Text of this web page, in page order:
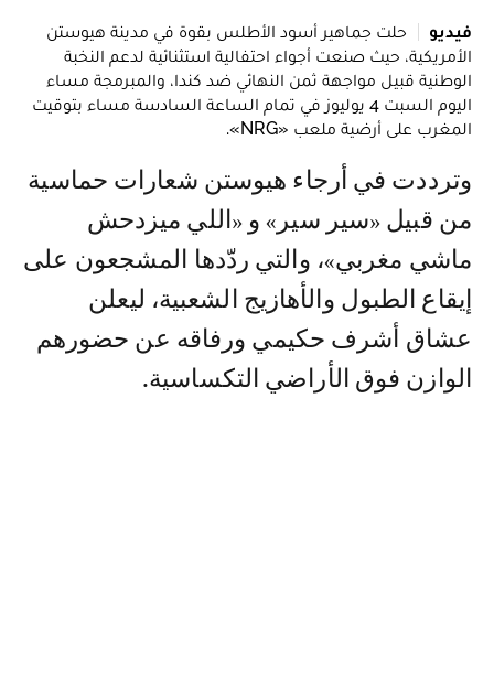
فيديو
حلت جماهير أسود الأطلس بقوة في مدينة هيوستن
الأمريكية، حيث صنعت أجواء احتفالية استثنائية لدعم النخبة
الوطنية قبيل مواجهة ثمن النهائي ضد كندا، والمبرمجة مساء
اليوم السبت 4 يوليوز في تمام الساعة السادسة مساء بتوقيت
المغرب على أرضية ملعب «NRG».
وترددت في أرجاء هيوستن شعارات حماسية
من قبيل «سير سير» و «اللي ميزدحش
ماشي مغربي»، والتي ردّدها المشجعون على
إيقاع الطبول والأهازيج الشعبية، ليعلن
عشاق أشرف حكيمي ورفاقه عن حضورهم
الوازن فوق الأراضي التكساسية.